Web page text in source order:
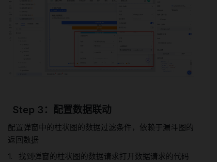
  Step 3：配置数据联动
配置弹窗中的柱状图的数据过滤条件，依赖于漏斗图的
返回数据
找到弹窗的柱状图的数据请求打开数据请求的代码